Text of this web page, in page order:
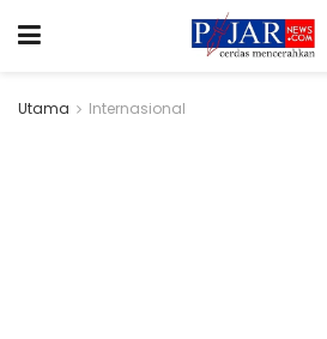
Utama Internasional